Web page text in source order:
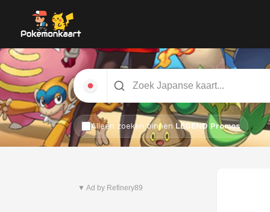
Alleen zoeken binnenLEGEND Promos
Pitch Black
▼ Ad by Refinery89